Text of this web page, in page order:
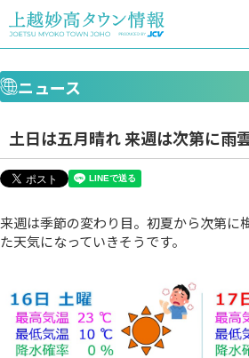
ニュース
土日は五月晴れ 来週は次第に雨
来週は季節の変わり目。初夏から次第に
た天気になっていきそうです。